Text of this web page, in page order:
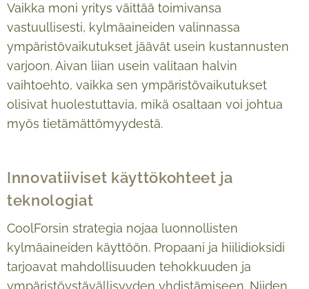
Vaikka moni yritys väittää toimivansa
vastuullisesti, kylmäaineiden valinnassa
ympäristövaikutukset jäävät usein kustannusten
varjoon. Aivan liian usein valitaan halvin
vaihtoehto, vaikka sen ympäristövaikutukset
olisivat huolestuttavia, mikä osaltaan voi johtua
myös tietämättömyydestä.
Innovatiiviset käyttökohteet ja
teknologiat
CoolForsin strategia nojaa luonnollisten
kylmäaineiden käyttöön. Propaani ja hiilidioksidi
tarjoavat mahdollisuuden tehokkuuden ja